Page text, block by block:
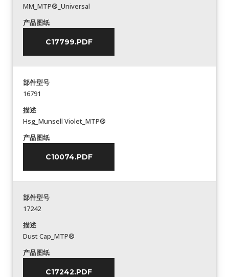
MM_MTP®_Universal
产品图纸
C17799.PDF
部件型号
16791
描述
Hsg_Munsell Violet_MTP®
产品图纸
C10074.PDF
部件型号
17242
描述
Dust Cap_MTP®
产品图纸
C17242.PDF